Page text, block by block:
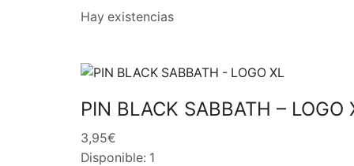
Hay existencias
PIN BLACK SABBATH – LOGO
3,95€
Disponible: 1